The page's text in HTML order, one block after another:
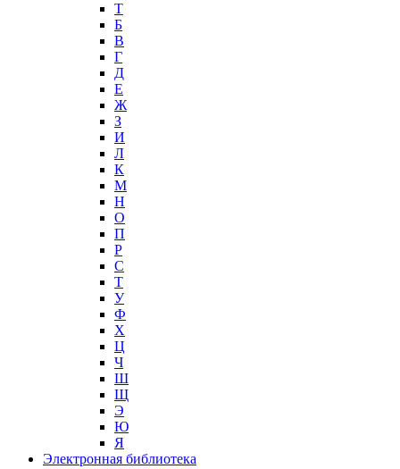
T
Б
В
Г
Д
Е
Ж
З
И
Л
К
М
Н
О
П
Р
С
Т
У
Ф
Х
Ц
Ч
Ш
Щ
Э
Ю
Я
Электронная библиотека